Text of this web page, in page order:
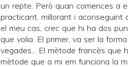
un repte. Però quan comences a
practicant, millorant i aconseguint
el meu cas, crec que hi ha dos
que volia. El primer, va ser la
vegades... El mètode francès que
mètode que a mi em funciona la